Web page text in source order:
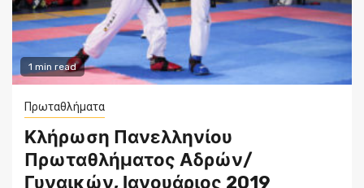
1 min read
Πρωταθλήματα
Κλήρωση Πανελληνίου
Πρωταθλήματος Αδρών/
Γυναικών, Ιανουάριος 2019